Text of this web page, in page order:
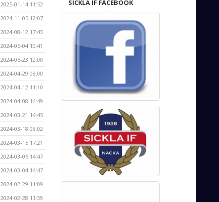
2025-01-14 11:52
2024-11-05 12:07
2024-08-12 17:43
2024-06-04 10:41
2024-05-23 12:00
2024-04-29 08:00
2024-04-12 11:10
2024-04-08 14:49
2024-03-21 14:45
2024-03-18 08:02
2024-03-15 17:21
2024-03-06 14:47
2024-03-04 14:47
2024-02-29 11:09
2024-02-28 11:39
SICKLA IF FACEBOOK